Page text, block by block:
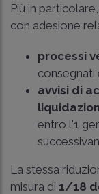
Più in
con adesione
processi
consegnati
avvisi di
entro l'1
La stessa
misura di 1/18